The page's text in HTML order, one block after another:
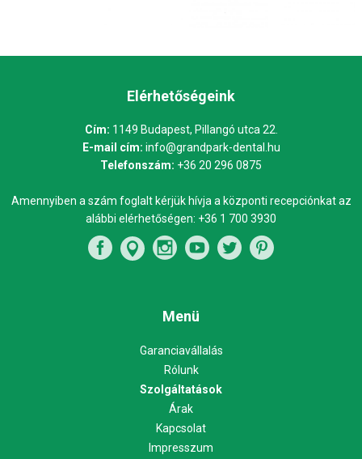
Elérhetőségeink
Cím: 1149 Budapest, Pillangó utca 22.
E-mail cím: info@grandpark-dental.hu
Telefonszám: +36 20 296 0875
Amennyiben a szám foglalt kérjük hívja a központi recepciónkat az
alábbi elérhetőségen: +36 1 700 3930
Menü
Garanciavállalás
Rólunk
Szolgáltatások
Árak
Kapcsolat
Impresszum